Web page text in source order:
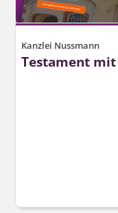
Kanzlei Nussmann
Testament